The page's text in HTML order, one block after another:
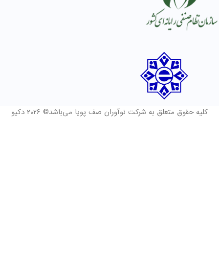
کلیه حقوق متعلق به شرکت نوآوران صف پویا می‌باشد© 2026 دکیو